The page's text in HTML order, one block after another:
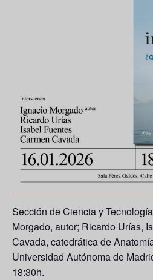
Sección de Ciencia y
Morgado, autor; Ricardo Urías,
Cavada, catedrática de
Universidad Autónoma de
18:30h.